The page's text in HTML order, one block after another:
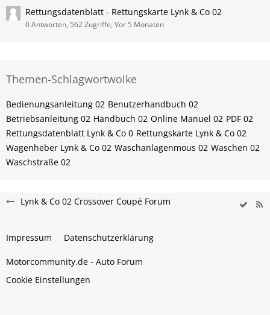
Rettungsdatenblatt - Rettungskarte Lynk & Co 02
0 Antworten, 562 Zugriffe, Vor 5 Monaten
Themen-Schlagwortwolke
Bedienungsanleitung 02 Benutzerhandbuch 02
Betriebsanleitung 02 Handbuch 02 Online Manuel 02 PDF 02
Rettungsdatenblatt Lynk & Co 0 Rettungskarte Lynk & Co 02
Wagenheber Lynk & Co 02 Waschanlagenmous 02 Waschen 02
Waschstraße 02
Lynk & Co 02 Crossover Coupé Forum
Impressum Datenschutzerklärung
Motorcommunity.de - Auto Forum
Cookie Einstellungen